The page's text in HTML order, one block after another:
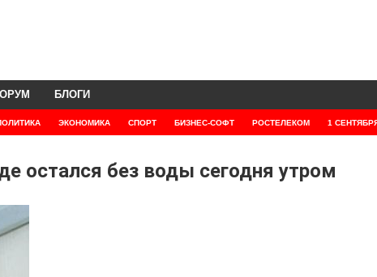
ЭКОНОМИКА СПОРТ БИЗНЕС-СОФТ РОСТЕЛЕКОМ 1
БЛОГИ
остался без воды сегодня утром